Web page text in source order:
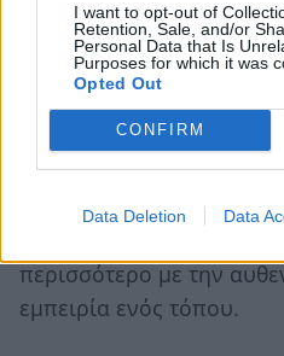
I want to opt-out of
Retention, Sale, and/or
Personal Data that Is
Purposes for which it was
Opted Out
CONFIRM
Data Deletion Data
Παρασκευή 8/5).
Νάγια Γρηγοράκουσε
σημειώνει ότι«η
της ακεραιότητας της
πολιτισμού, ιστορίας
για τη Λακωνία»
περισσότερο με την
εμπειρία ενός τόπου.